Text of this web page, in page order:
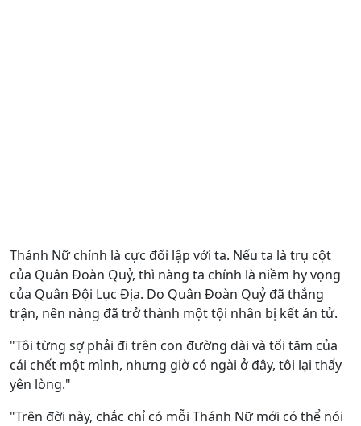
Thánh Nữ chính là cực đối lập với ta. Nếu ta là trụ cột
của Quân Đoàn Quỷ, thì nàng ta chính là niềm hy vọng
của Quân Đội Lục Địa. Do Quân Đoàn Quỷ đã thắng
trận, nên nàng đã trở thành một tội nhân bị kết án tử.
"Tôi từng sợ phải đi trên con đường dài và tối tăm của
cái chết một mình, nhưng giờ có ngài ở đây, tôi lại thấy
yên lòng."
"Trên đời này, chắc chỉ có mỗi Thánh Nữ mới có thể nói